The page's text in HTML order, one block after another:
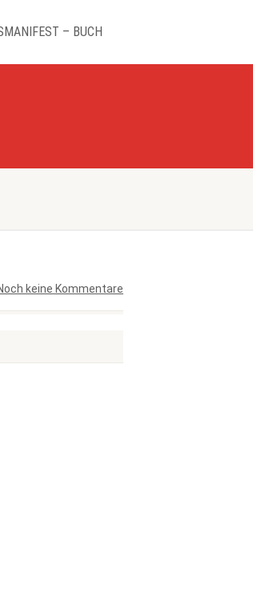
– BUCH
keine Kommentare